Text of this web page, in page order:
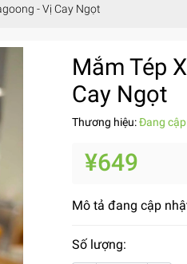
- Vị Cay Ngọt
Mắm Tép
Cay Ngọt
Thương hiệu:Đang
¥649
Mô tả đang cập
Số lượng: